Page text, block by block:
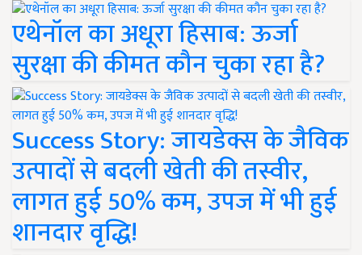
एथेनॉल का अधूरा हिसाब: ऊर्जा
सुरक्षा की कीमत कौन चुका रहा है?
Success Story: जायडेक्स के जैविक
उत्पादों से बदली खेती की तस्वीर,
लागत हुई 50% कम, उपज में भी हुई
शानदार वृद्धि!